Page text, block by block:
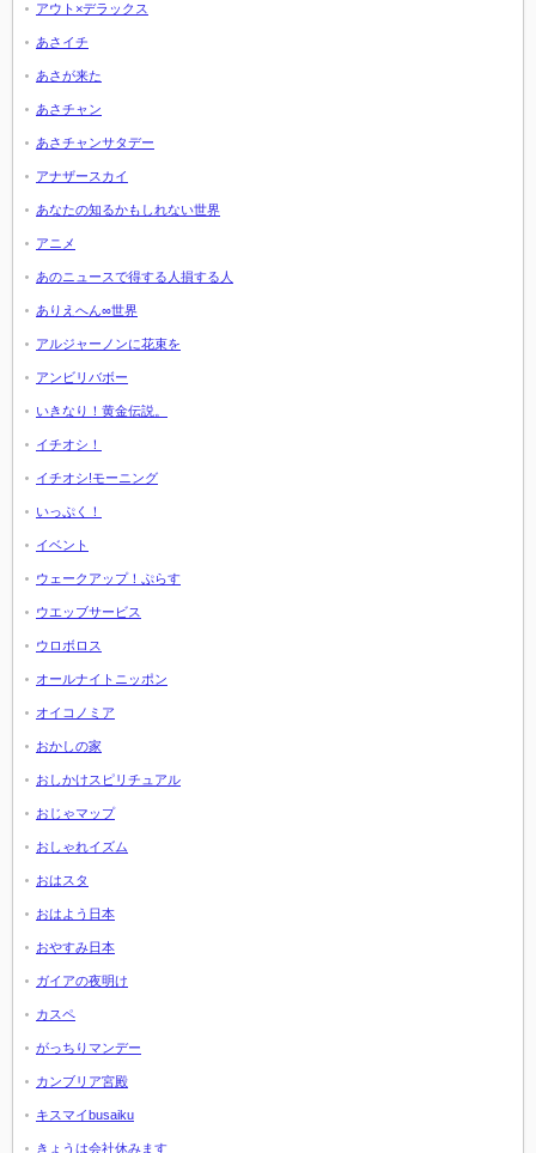
アウト×デラックス
あさイチ
あさが来た
あさチャン
あさチャンサタデー
アナザースカイ
あなたの知るかもしれない世界
アニメ
あのニュースで得する人損する人
ありえへん∞世界
アルジャーノンに花束を
アンビリバボー
いきなり！黄金伝説。
イチオシ！
イチオシ!モーニング
いっぷく！
イベント
ウェークアップ！ぷらす
ウエッブサービス
ウロボロス
オールナイトニッポン
オイコノミア
おかしの家
おしかけスピリチュアル
おじゃマップ
おしゃれイズム
おはスタ
おはよう日本
おやすみ日本
ガイアの夜明け
カスペ
がっちりマンデー
カンブリア宮殿
キスマイbusaiku
きょうは会社休みます